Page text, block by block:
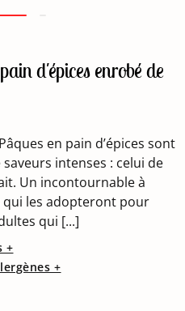
d'épices enrobé de
en pain d’épices sont
intenses : celui de
Un incontournable à
les adopteront pour
qui [...]
+
+